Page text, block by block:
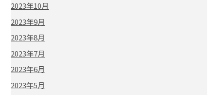
2023年10月
2023年9月
2023年8月
2023年7月
2023年6月
2023年5月